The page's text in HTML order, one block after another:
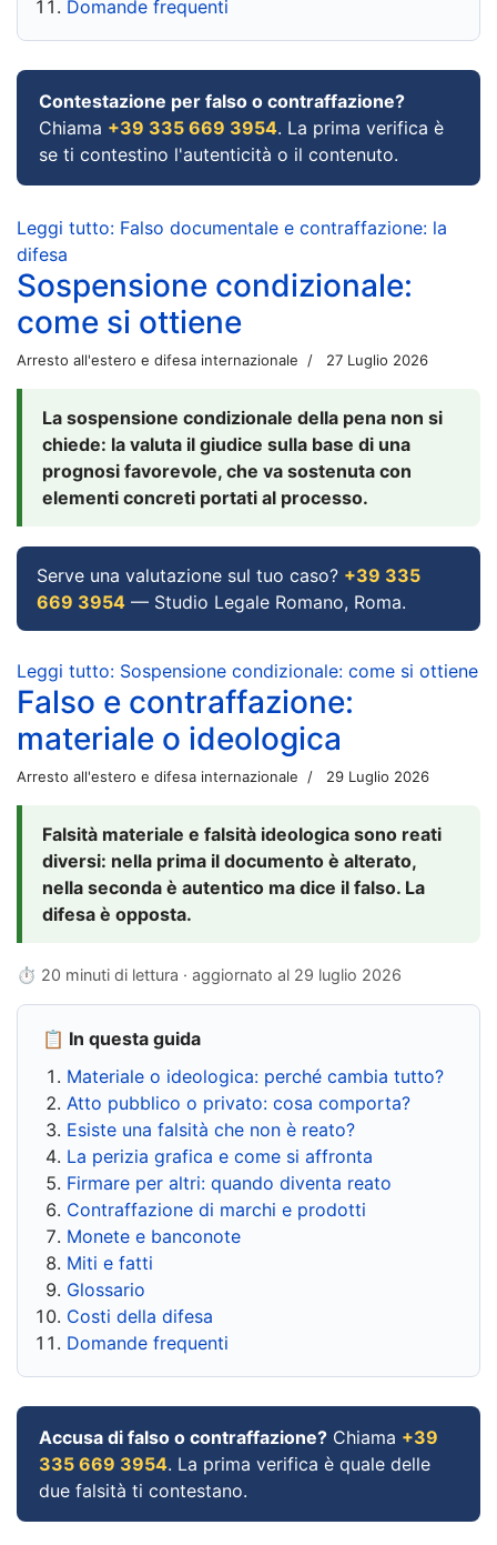
Domande frequenti
Contestazione per falso o contraffazione?
Chiama +39 335 669 3954. La prima verifica è
se ti contestino l'autenticità o il contenuto.
Leggi tutto: Falso documentale e contraffazione: la
difesa
Sospensione condizionale:
come si ottiene
Arresto all'estero e difesa internazionale 27 Luglio 2026
La sospensione condizionale della pena non si
chiede: la valuta il giudice sulla base di una
prognosi favorevole, che va sostenuta con
elementi concreti portati al processo.
Serve una valutazione sul tuo caso? +39 335
669 3954 — Studio Legale Romano, Roma.
Leggi tutto: Sospensione condizionale: come si ottiene
Falso e contraffazione:
materiale o ideologica
Arresto all'estero e difesa internazionale 29 Luglio 2026
Falsità materiale e falsità ideologica sono reati
diversi: nella prima il documento è alterato,
nella seconda è autentico ma dice il falso. La
difesa è opposta.
⏱ 20 minuti di lettura · aggiornato al 29 luglio 2026
📋 In questa guida
Materiale o ideologica: perché cambia tutto?
Atto pubblico o privato: cosa comporta?
Esiste una falsità che non è reato?
La perizia grafica e come si affronta
Firmare per altri: quando diventa reato
Contraffazione di marchi e prodotti
Monete e banconote
Miti e fatti
Glossario
Costi della difesa
Domande frequenti
Accusa di falso o contraffazione? Chiama +39
335 669 3954. La prima verifica è quale delle
due falsità ti contestano.